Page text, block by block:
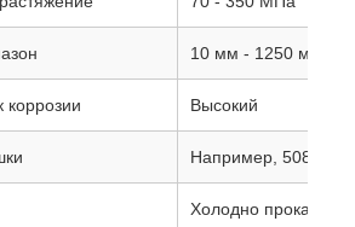
10 мм - 1250 мм
коррозии Высокий
Например, 508 мм
Холодно